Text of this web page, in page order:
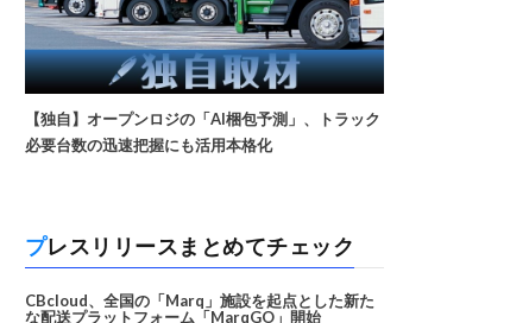
【独自】オープンロジの「AI梱包予測」、トラック
必要台数の迅速把握にも活用本格化
プレスリリースまとめてチェック
CBcloud、全国の「Marq」施設を起点とした新た
な配送プラットフォーム「MarqGO」開始